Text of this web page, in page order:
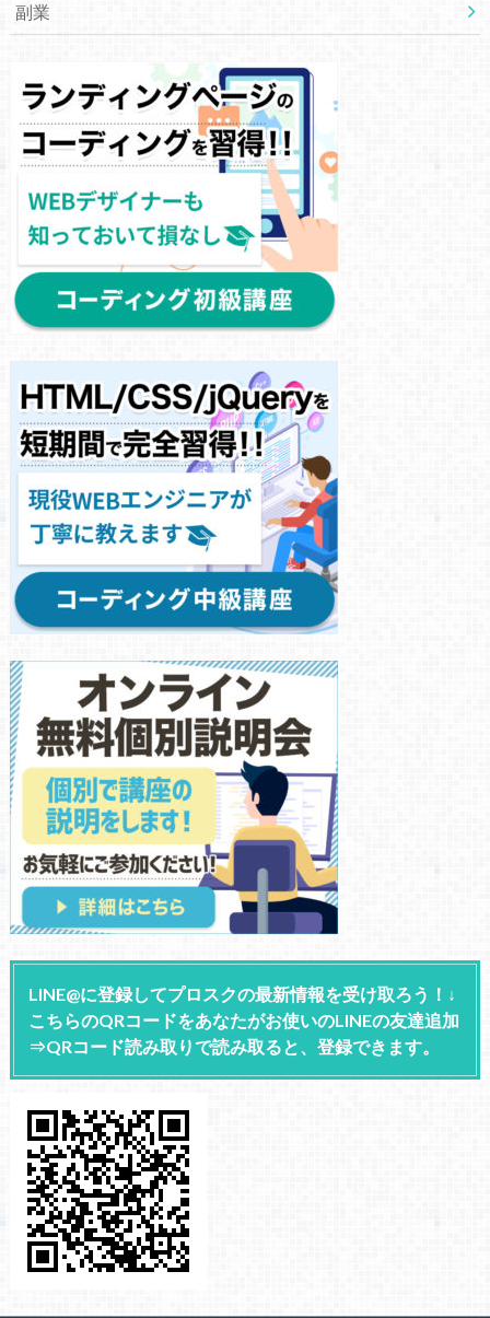
副業
LINE@に登録してプロスクの最新情報を受け取ろう！↓
こちらのQRコードをあなたがお使いのLINEの友達追加
⇒QRコード読み取りで読み取ると、登録できます。